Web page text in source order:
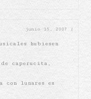
junio 15, 2007 |
hubiesen
caperucita,
con lunares es